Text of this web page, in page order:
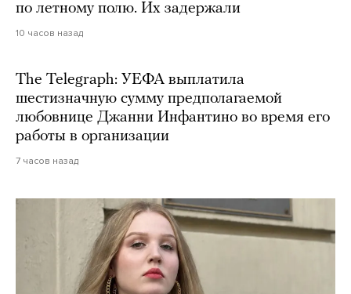
по летному полю. Их задержали
10 часов назад
The Telegraph: УЕФА выплатила
шестизначную сумму предполагаемой
любовнице Джанни Инфантино во время его
работы в организации
7 часов назад